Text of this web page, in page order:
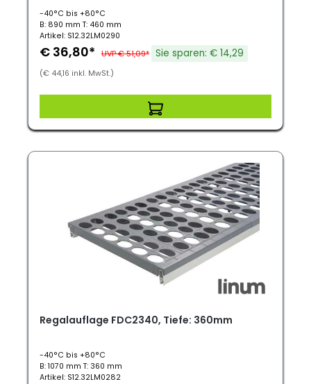
-40°C bis +80°C
B: 890 mm T: 460 mm
Artikel: S12.32LM0290
€ 36,80* UVP € 51,09* Sie sparen: € 14,29
(€ 44,16 inkl. MwSt.)
Regalauflage FDC2340, Tiefe: 360mm
-40°C bis +80°C
B: 1070 mm T: 360 mm
Artikel: S12.32LM0282